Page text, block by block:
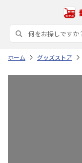
ホーム グッズストア